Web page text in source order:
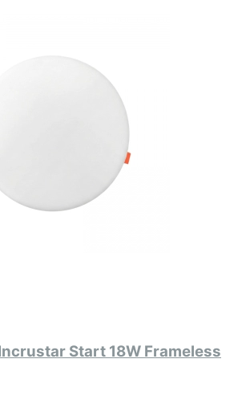
Incrustar Start 18W Frameless